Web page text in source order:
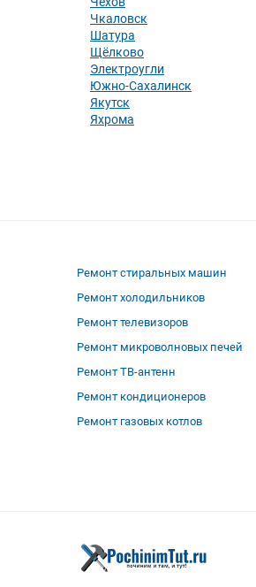
Чкаловск
Шатура
Щёлково
Электроугли
Южно-Сахалинск
Якутск
Яхрома
Ремонт стиральных машин
Ремонт холодильников
Ремонт телевизоров
Ремонт микроволновых печей
Ремонт ТВ-антенн
Ремонт кондиционеров
Ремонт газовых котлов